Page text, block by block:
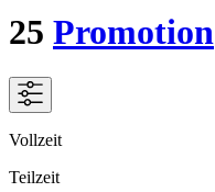
25 Promotion
Vollzeit
Teilzeit